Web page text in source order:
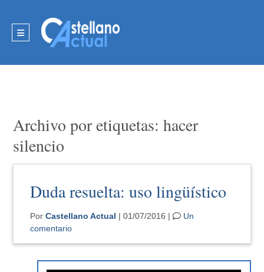
Archivo por etiquetas: hacer
silencio
Duda resuelta: uso lingüístico
PorCastellano Actual | 01/07/2016 |
Un
comentario